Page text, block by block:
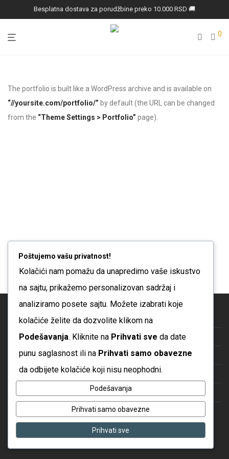
Besplatna dostava za porudžbine preko 10.000 RSD 🚚
0
The portfolio is built like a WordPress archive and is available on
“//yoursite.com/portfolio/” by default (the URL can be changed
from the “Theme Settings > Portfolio” page).
Blog
O nama
Česta pitanja
Kontakt
Politika privatnosti
Poštujemo vašu privatnost!
Kolačići nam pomažu da unapredimo vaše iskustvo
na sajtu, prikažemo personalizovan sadržaj i
analiziramo posete sajtu. Možete izabrati koje
kolačiće želite da dozvolite klikom na
Podešavanja. Kliknite na Prihvati sve da date
punu saglasnost ili na Prihvati samo obavezne
da odbijete kolačiće koji nisu neophodni.
Podešavanja
Prihvati samo obavezne
Prihvati sve